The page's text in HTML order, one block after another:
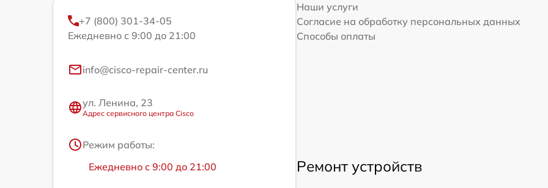
+7 (800) 301-34-05
Ежедневно с 9:00 до 21:00
info@cisco-repair-center.ru
ул. Ленина, 23
Адрес сервисного центра Cisco
Режим работы:
Ежедневно с 9:00 до 21:00
Наши услуги
Согласие на обработку персональных данных
Способы оплаты
Ремонт устройств